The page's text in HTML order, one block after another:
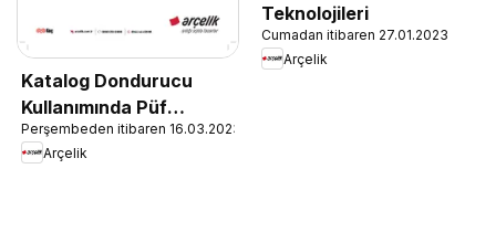
Katalog Dondurucu
Kullanımında Püf
Noktaları
Perşembeden itibaren 16.03.2023
Arçelik
Teknolojileri
Cumadan itibaren 27.01.2023
Arçelik